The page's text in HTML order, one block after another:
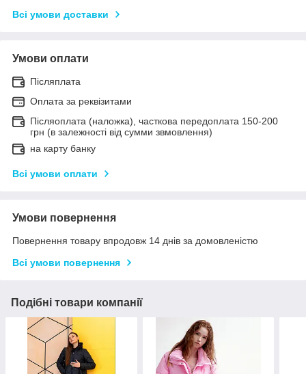
Всі умови доставки
Умови оплати
Післяплата
Оплата за реквізитами
Післяоплата (наложка), часткова передоплата 150-200
грн (в залежності від сумми звмовлення)
на карту банку
Всі умови оплати
Умови повернення
Повернення товару впродовж 14 днів за домовленістю
Всі умови повернення
Подібні товари компанії